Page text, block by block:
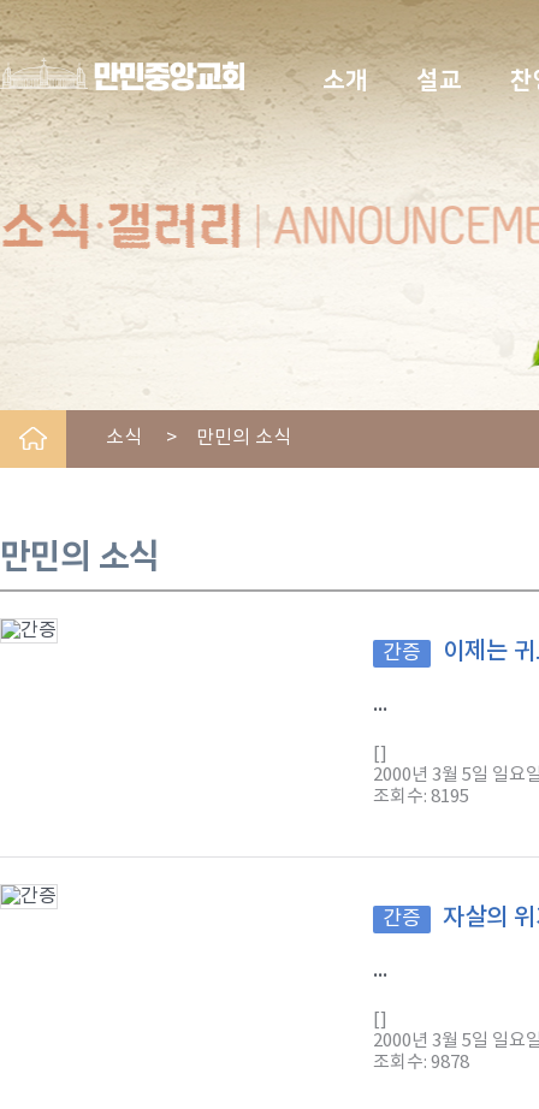
소개 설교 찬
소식 > 만민의 소식
만민의 소식
간증 이제는
...
[]
2000년 3월 5일 일요
조회수: 8195
간증 자살의
...
[]
2000년 3월 5일 일요
조회수: 9878